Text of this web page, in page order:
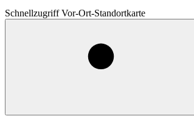
Schnellzugriff Vor-Ort-Standortkarte